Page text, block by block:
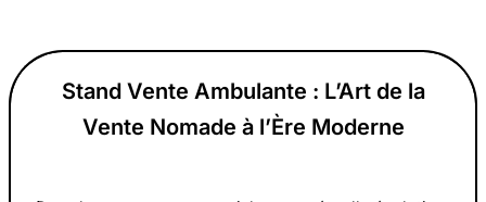
Stand Vente Ambulante : L’Art de la
Vente Nomade à l’Ère Moderne